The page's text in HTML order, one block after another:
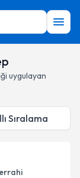
uygulayan
Sıralama